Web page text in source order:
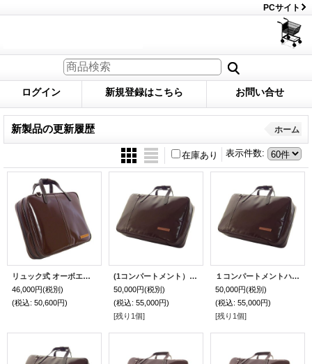
PCサイト
ログイン 新規登録はこちら お問い合せ
新製品の更新履歴 ホーム
表示件数:
在庫あり
リュック式 オーボエブリーフケースガード「Cantabile 2/wf」チョコ / キャメル
46,000円(税別)
(税込: 50,600円)
(1コンパートメント）固定ベルト付きリュック式 M2マリゴ専用ケース「Deniro3/wf」チョコ / キャメル
50,000円(税別)
(税込: 55,000円)
[残り1個]
１コンパートメントハードケース用固定ベルト付き「Deniro3/wf」チョコ / キャメル
50,000円(税別)
(税込: 55,000円)
[残り1個]